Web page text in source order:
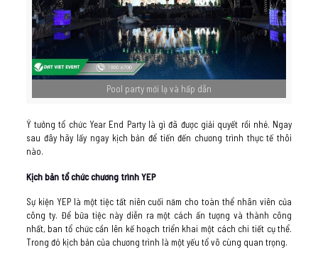
Pool party mới lạ và hấp dẫn
Ý tưởng tổ chức Year End Party là gì đã được giải quyết rồi nhé. Ngay
sau đây hãy lấy ngay kịch bản để tiến đến chương trình thực tế thôi
nào.
Kịch bản tổ chức chương trình YEP
Sự kiện YEP là một tiệc tất niên cuối năm cho toàn thể nhân viên của
công ty. Để bữa tiệc này diễn ra một cách ấn tượng và thành công
nhất, ban tổ chức cần lên kế hoạch triển khai một cách chi tiết cụ thể.
Trong đó kịch bản của chương trình là một yếu tổ vô cùng quan trọng.